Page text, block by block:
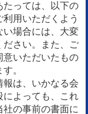
っては、以下の
用いただくよう
い場合には、大変
ださい。また、ご
意いただいたもの
。
は、いかなる会
によっても、これ
の事前の書面に